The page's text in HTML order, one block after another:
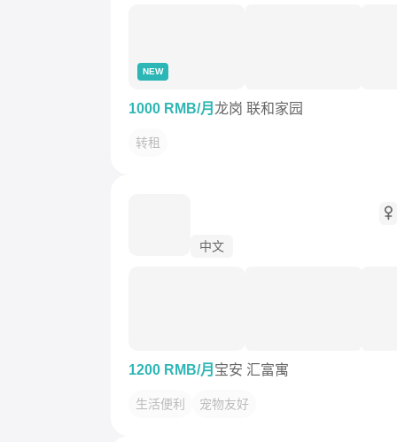
NEW
1000 RMB/月 龙岗 联和家园
转租
中文
1200 RMB/月 宝安 汇富寓
生活便利 宠物友好